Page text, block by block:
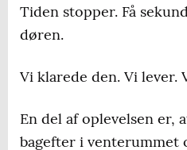
Tiden stopper. Få
døren.
Vi klarede den. Vi lever.
En del af oplevelsen er,
bagefter i venterummet